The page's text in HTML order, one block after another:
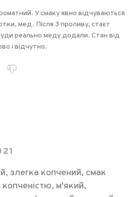
У смаку явно відчуваються
мед. Після 3 проливу, стаєт
реально меду додали. Стан від
і відчутно.
злегка копчений, смак
м'який,